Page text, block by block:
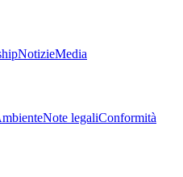
NotizieMedia
Note legaliConformità